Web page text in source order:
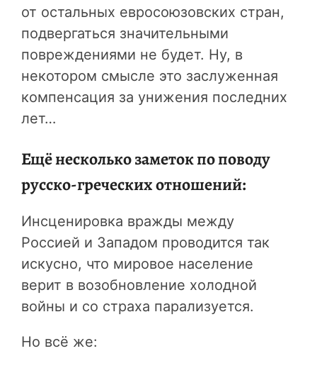
от остальных евросоюзовских стран,
подвергаться значительными
повреждениями не будет. Ну, в
некотором смысле это заслуженная
компенсация за унижения последних
лет…
Ещё несколько заметок по поводу
русско-греческих отношений:
Инсценировка вражды между
Россией и Западом проводится так
искусно, что мировое население
верит в возобновление холодной
войны и со страха парализуется.
Но всё же: